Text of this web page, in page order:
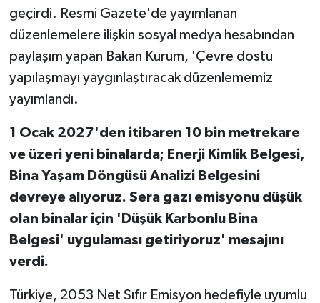
geçirdi. Resmi Gazete'de yayımlanan
düzenlemelere ilişkin sosyal medya hesabından
paylaşım yapan Bakan Kurum, 'Çevre dostu
yapılaşmayı yaygınlaştıracak düzenlememiz
yayımlandı.
1 Ocak 2027'den itibaren 10 bin metrekare
ve üzeri yeni binalarda; Enerji Kimlik Belgesi,
Bina Yaşam Döngüsü Analizi Belgesini
devreye alıyoruz. Sera gazı emisyonu düşük
olan binalar için 'Düşük Karbonlu Bina
Belgesi' uygulaması getiriyoruz' mesajını
verdi.
Türkiye, 2053 Net Sıfır Emisyon hedefiyle uyumlu